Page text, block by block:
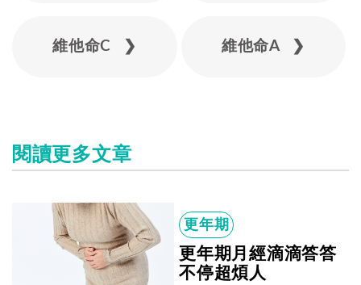
維他命C ❯ 維他命A ❯
閱讀更多文章
更年期
更年期月經滴滴答答
不停超煩人